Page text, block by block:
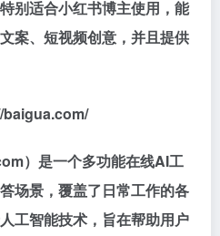
别适合小红书博主使用，能
案、短视频创意，并且提供
baigua.com/
）是一个多功能在线AI工
场景，覆盖了日常工作的各
工智能技术，旨在帮助用户